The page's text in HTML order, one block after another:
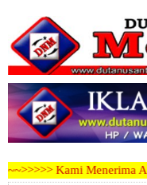
Opini, Berita